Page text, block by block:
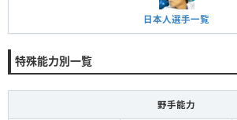
日本人選手一覧
特殊能力別一覧
野手能力